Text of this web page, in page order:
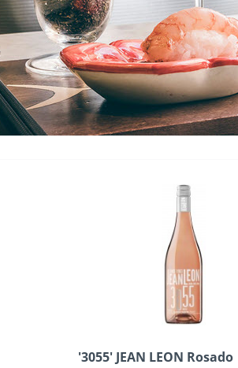
'3055' JEAN LEON Rosado